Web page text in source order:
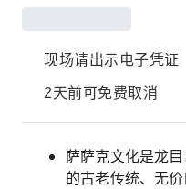
现场请出示电子凭证
2天前可免费取消
萨萨克文化是龙
的古老传统、无